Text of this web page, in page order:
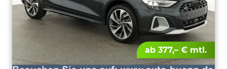
ab 377,– € mtl.